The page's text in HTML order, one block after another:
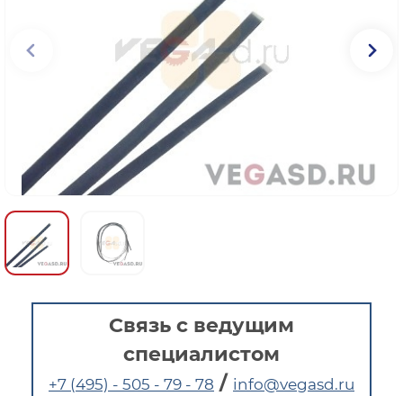
Связь с ведущим
специалистом
+7 (495) - 505 - 79 - 78 / info@vegasd.ru